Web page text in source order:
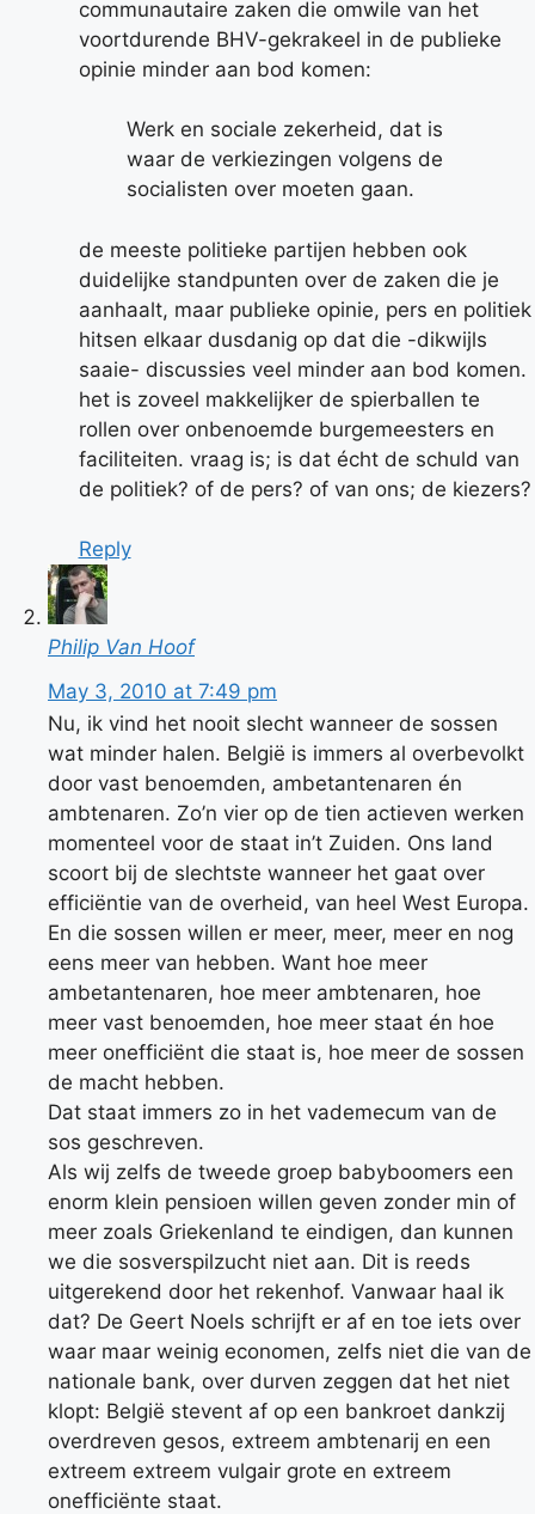
communautaire zaken die omwile van het
voortdurende BHV-gekrakeel in de publieke
opinie minder aan bod komen:
Werk en sociale zekerheid, dat is
waar de verkiezingen volgens de
socialisten over moeten gaan.
de meeste politieke partijen hebben ook
duidelijke standpunten over de zaken die je
aanhaalt, maar publieke opinie, pers en politiek
hitsen elkaar dusdanig op dat die -dikwijls
saaie- discussies veel minder aan bod komen.
het is zoveel makkelijker de spierballen te
rollen over onbenoemde burgemeesters en
faciliteiten. vraag is; is dat écht de schuld van
de politiek? of de pers? of van ons; de kiezers?
Reply
Philip Van Hoof
May 3, 2010 at 7:49 pm
Nu, ik vind het nooit slecht wanneer de sossen
wat minder halen. België is immers al overbevolkt
door vast benoemden, ambetantenaren én
ambtenaren. Zo’n vier op de tien actieven werken
momenteel voor de staat in’t Zuiden. Ons land
scoort bij de slechtste wanneer het gaat over
efficiëntie van de overheid, van heel West Europa.
En die sossen willen er meer, meer, meer en nog
eens meer van hebben. Want hoe meer
ambetantenaren, hoe meer ambtenaren, hoe
meer vast benoemden, hoe meer staat én hoe
meer onefficiënt die staat is, hoe meer de sossen
de macht hebben.
Dat staat immers zo in het vademecum van de
sos geschreven.
Als wij zelfs de tweede groep babyboomers een
enorm klein pensioen willen geven zonder min of
meer zoals Griekenland te eindigen, dan kunnen
we die sosverspilzucht niet aan. Dit is reeds
uitgerekend door het rekenhof. Vanwaar haal ik
dat? De Geert Noels schrijft er af en toe iets over
waar maar weinig economen, zelfs niet die van de
nationale bank, over durven zeggen dat het niet
klopt: België stevent af op een bankroet dankzij
overdreven gesos, extreem ambtenarij en een
extreem extreem vulgair grote en extreem
onefficiënte staat.